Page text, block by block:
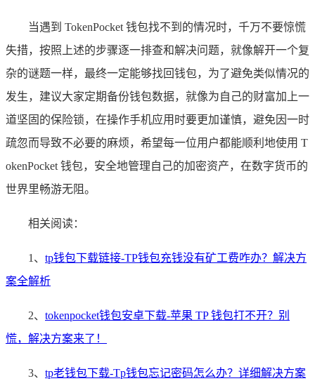
当遇到 TokenPocket 钱包找不到的情况时，千万不要惊慌
失措，按照上述的步骤逐一排查和解决问题，就像解开一个复
杂的谜题一样，最终一定能够找回钱包，为了避免类似情况的
发生，建议大家定期备份钱包数据，就像为自己的财富加上一
道坚固的保险锁，在操作手机应用时要更加谨慎，避免因一时
疏忽而导致不必要的麻烦，希望每一位用户都能顺利地使用 T
okenPocket 钱包，安全地管理自己的加密资产，在数字货币的
世界里畅游无阻。
相关阅读：
1、 tp钱包下载链接-TP钱包充钱没有矿工费咋办？解决方
案全解析
2、 tokenpocket钱包安卓下载-苹果 TP 钱包打不开？别
慌，解决方案来了！
3、 tp老钱包下载-Tp钱包忘记密码怎么办？详细解决方案